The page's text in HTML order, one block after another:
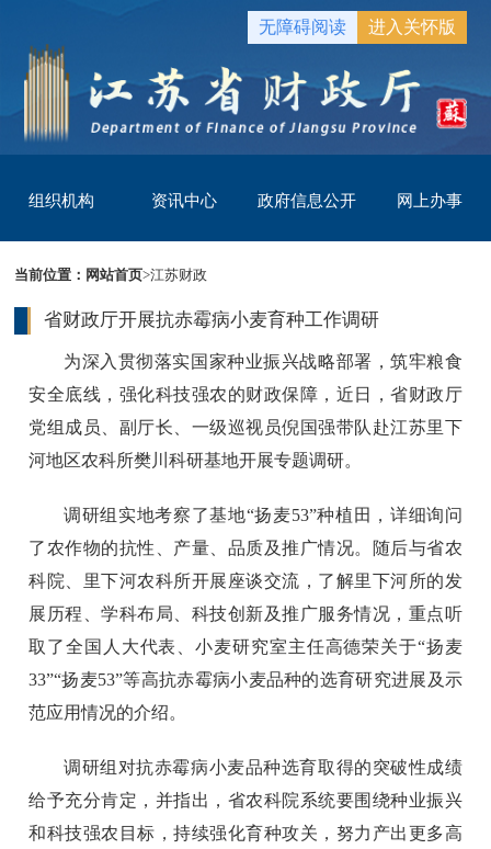
无障碍阅读 进入关怀版
组织机构 资讯中心 政府信息公开 网上办事
当前位置： 网站首页>江苏财政
省财政厅开展抗赤霉病小麦育种工作调研
为深入贯彻落实国家种业振兴战略部署，筑牢粮食
安全底线，强化科技强农的财政保障，近日，省财政厅
党组成员、副厅长、一级巡视员倪国强带队赴江苏里下
河地区农科所樊川科研基地开展专题调研。
调研组实地考察了基地“扬麦53”种植田，详细询问
了农作物的抗性、产量、品质及推广情况。随后与省农
科院、里下河农科所开展座谈交流，了解里下河所的发
展历程、学科布局、科技创新及推广服务情况，重点听
取了全国人大代表、小麦研究室主任高德荣关于“扬麦
33”“扬麦53”等高抗赤霉病小麦品种的选育研究进展及示
范应用情况的介绍。
调研组对抗赤霉病小麦品种选育取得的突破性成绩
给予充分肯定，并指出，省农科院系统要围绕种业振兴
和科技强农目标，持续强化育种攻关，努力产出更多高